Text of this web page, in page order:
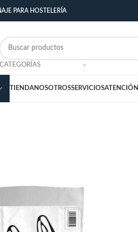
PARA HOSTELERÍA
CATEGORÍAS
TIENDANOSOTROSSERVICIOS